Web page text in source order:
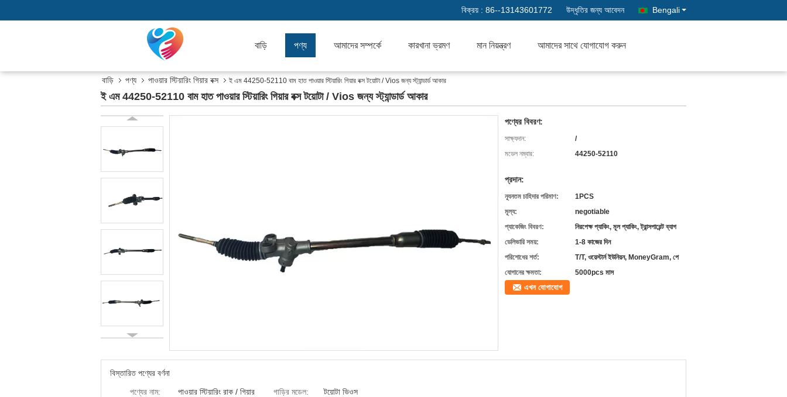
বিক্রয় : 86--13143601772 উদ্ধৃতির জন্য আবেদন Bengali
বাড়ি পণ্য আমাদের সম্পর্কে কারখানা ভ্রমণ মান নিয়ন্ত্রণ আমাদের সাথে যোগাযোগ করুন
বাড়ি পণ্য পাওয়ার স্টিয়ারিং গিয়ার বক্স ই এম 44250-52110 বাম হাত পাওয়ার স্টিয়ারিং গিয়ার বক্স টয়োটা / Vios জন্য স্ট্যান্ডার্ড আকার
ই এম 44250-52110 বাম হাত পাওয়ার স্টিয়ারিং গিয়ার বক্স টয়োটা / Vios জন্য স্ট্যান্ডার্ড আকার
পণ্যের বিবরণ:
সাক্ষ্যদান:
/
মডেল নম্বার:
44250-52110
প্রদান:
ন্যূনতম চাহিদার পরিমাণ:
1PCS
মূল্য:
negotiable
প্যাকেজিং বিবরণ:
নিরপেক্ষ প্যাকিং, মূল প্যাকিং, ট্রান্সপারেন্ট ব্যাগ
ডেলিভারি সময়:
1-8 কাজের দিন
পরিশোধের শর্ত:
T/T, ওয়েস্টার্ন ইউনিয়ন, MoneyGram, পে
যোগানের ক্ষমতা:
5000pcs মাস
এখন যোগাযোগ
বিস্তারিত পণ্যের বর্ণনা
পণ্যের নাম:
পাওয়ার স্টিয়ারিং রাক / গিয়ার গাড়ির মডেল: টয়োটা ভিওস